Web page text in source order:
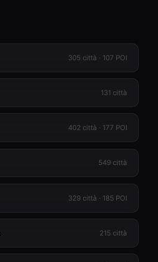
305 città · 107 POI
131 città
402 città · 177 POI
549 città
329 città · 185 POI
215 città